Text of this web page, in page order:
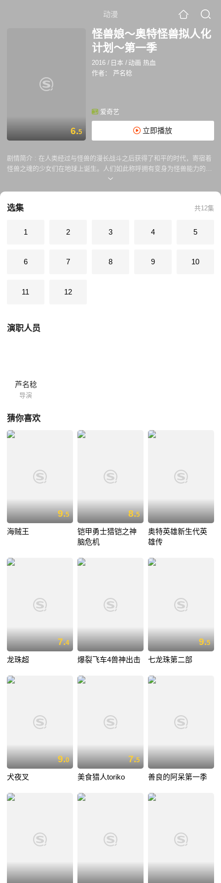
动漫
6.5
怪兽娘～奥特怪兽拟人化
计划～第一季
2016 / 日本 / 动画 热血
作者：
芦名稔
爱奇艺
立即播放
剧情简介 : 在人类经过与怪兽的漫长战斗之后获得了和平的时代，寄宿着
怪兽之魂的少女们在地球上诞生。人们如此称呼拥有变身为怪兽能力的她
们——Unidentified Mysterious Girls，即“怪兽娘”。这是背负着坎坷命运
选集 共12集
1 2 3 4 5
6 7 8 9 10
11 12
演职人员
芦名稔
导演
猜你喜欢
9.5
海贼王
8.5
铠甲勇士猎铠之神
脑危机
奥特英雄新生代英
雄传
7.4
龙珠超 爆裂飞车4兽神出击
9.5
七龙珠第二部
9.0
犬夜叉
7.5
美食猎人toriko 善良的阿呆第一季